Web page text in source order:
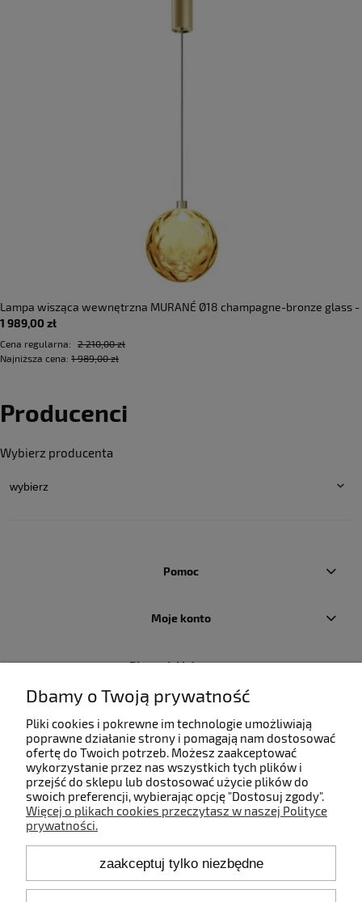
Lampa wisząca wewnętrzna MURANÉ Ø18 champagne-bronze glass -
LED 4W 2700K Ra>90 167lm 220-240V AC ON-OFF IP20 - PANZERI
1 989,00 zł
Cena regularna:
2 210,00 zł
Najniższa cena: 1 989,00 zł
Producenci
Wybierz producenta
Pomoc
Moje konto
Płatności i dostawa
O nas
Kontakt
+48 660 808 853
Dbamy o Twoją prywatność
Pliki cookies i pokrewne im technologie umożliwiają
poprawne działanie strony i pomagają nam dostosować
ofertę do Twoich potrzeb. Możesz zaakceptować
wykorzystanie przez nas wszystkich tych plików i
przejść do sklepu lub dostosować użycie plików do
swoich preferencji, wybierając opcję "Dostosuj zgody".
Więcej o plikach cookies przeczytasz w naszej Polityce
prywatności.
zaakceptuj tylko niezbędne